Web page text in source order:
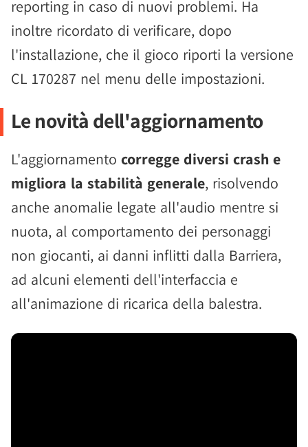
reporting in caso di nuovi problemi. Ha
inoltre ricordato di verificare, dopo
l'installazione, che il gioco riporti la versione
CL 170287 nel menu delle impostazioni.
Le novità dell'aggiornamento
L'aggiornamento corregge diversi crash e
migliora la stabilità generale, risolvendo
anche anomalie legate all'audio mentre si
nuota, al comportamento dei personaggi
non giocanti, ai danni inflitti dalla Barriera,
ad alcuni elementi dell'interfaccia e
all'animazione di ricarica della balestra.